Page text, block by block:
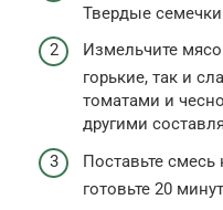
Твердые семечки
Измельчите
горькие, так и
томатами и
другими
Поставьте смесь
готовьте 20